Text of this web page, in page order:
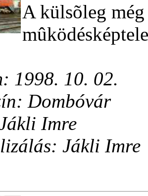
A külsõleg
1998. 10. 02.
Dombóvár
Imre
Jákli Imre